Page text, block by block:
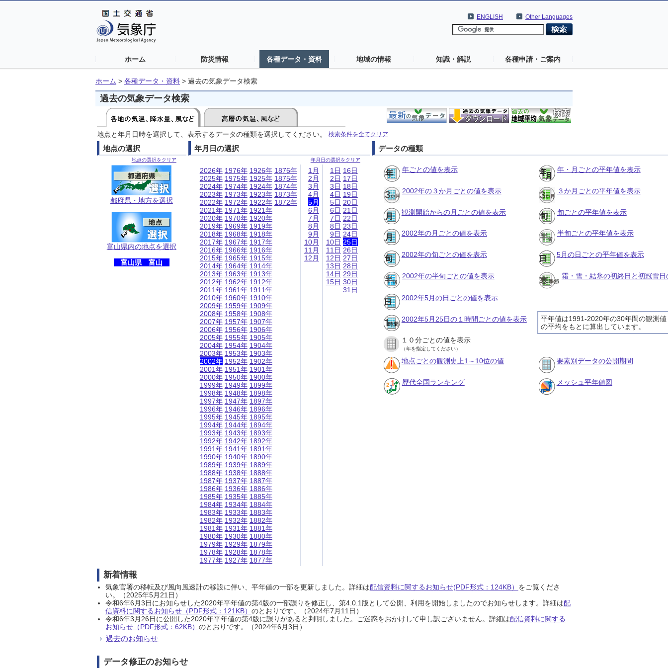
Other Languages
ENGLISH
ホーム 防災情報 各種データ・資料 地域の情報 知識・解説 各種申請・ご案内
ホーム > 各種データ・資料 > 過去の気象データ検索
過去の気象データ検索
地点と年月日時を選択して、表示するデータの種類を選択してください。 検索条件を全てクリア
地点の選択
地点の選択をクリア
都府県・地方を選択
富山県内の地点を選択
富山県 富山
年月日の選択
年月日の選択をクリア
2026年
2025年
2024年
2023年
2022年
2021年
2020年
2019年
2018年
2017年
2016年
2015年
2014年
2013年
2012年
2011年
2010年
2009年
2008年
2007年
2006年
2005年
2004年
2003年
2002年
2001年
2000年
1999年
1998年
1997年
1996年
1995年
1994年
1993年
1992年
1991年
1990年
1989年
1988年
1987年
1986年
1985年
1984年
1983年
1982年
1981年
1980年
1979年
1978年
1977年
1976年
1975年
1974年
1973年
1972年
1971年
1970年
1969年
1968年
1967年
1966年
1965年
1964年
1963年
1962年
1961年
1960年
1959年
1958年
1957年
1956年
1955年
1954年
1953年
1952年
1951年
1950年
1949年
1948年
1947年
1946年
1945年
1944年
1943年
1942年
1941年
1940年
1939年
1938年
1937年
1936年
1935年
1934年
1933年
1932年
1931年
1930年
1929年
1928年
1927年
1926年
1925年
1924年
1923年
1922年
1921年
1920年
1919年
1918年
1917年
1916年
1915年
1914年
1913年
1912年
1911年
1910年
1909年
1908年
1907年
1906年
1905年
1904年
1903年
1902年
1901年
1900年
1899年
1898年
1897年
1896年
1895年
1894年
1893年
1892年
1891年
1890年
1889年
1888年
1887年
1886年
1885年
1884年
1883年
1882年
1881年
1880年
1879年
1878年
1877年
1876年
1875年
1874年
1873年
1872年
1月
2月
3月
4月
5月
6月
7月
8月
9月
10月
11月
12月
1日
2日
3日
4日
5日
6日
7日
8日
9日
10日
11日
12日
13日
14日
15日
16日
17日
18日
19日
20日
21日
22日
23日
24日
25日
26日
27日
28日
29日
30日
31日
データの種類
年ごとの値を表示 年・月ごとの平年値を表示
2002年の３か月ごとの値を表示 ３か月ごとの平年値を表示
観測開始からの月ごとの値を表示 旬ごとの平年値を表示
2002年の月ごとの値を表示 半旬ごとの平年値を表示
2002年の旬ごとの値を表示 5月の日ごとの平年値を表示
2002年の半旬ごとの値を表示 霜・雪・結氷の初終日と初冠雪
2002年5月の日ごとの値を表示
平年値は1991-2020年の30年間の観測値
の平均をもとに算出しています。
2002年5月25日の１時間ごとの値を表示
１０分ごとの値を表示
（年を指定してください）
地点ごとの観測史上1～10位の値 要素別データの公開期間
歴代全国ランキング メッシュ平年値図
新着情報
気象官署の移転及び風向風速計の移設に伴い、平年値の一部を更新しました。詳細は配信資料に関するお知らせ(PDF形式：124KB） をご覧くださ
い。（2025年5月21日）
令和6年6月3日にお知らせした2020年平年値の第4版の一部誤りを修正し、第4.0.1版として公開、利用を開始しましたのでお知らせします。詳細は配
信資料に関するお知らせ（PDF形式：121KB） のとおりです。（2024年7月11日）
令和6年3月26日に公開した2020年平年値の第4版に誤りがあると判明しました。ご迷惑をおかけして申し訳ございません。詳細は配信資料に関する
お知らせ（PDF形式：62KB） のとおりです。（2024年6月3日）
過去のお知らせ
データ修正のお知らせ